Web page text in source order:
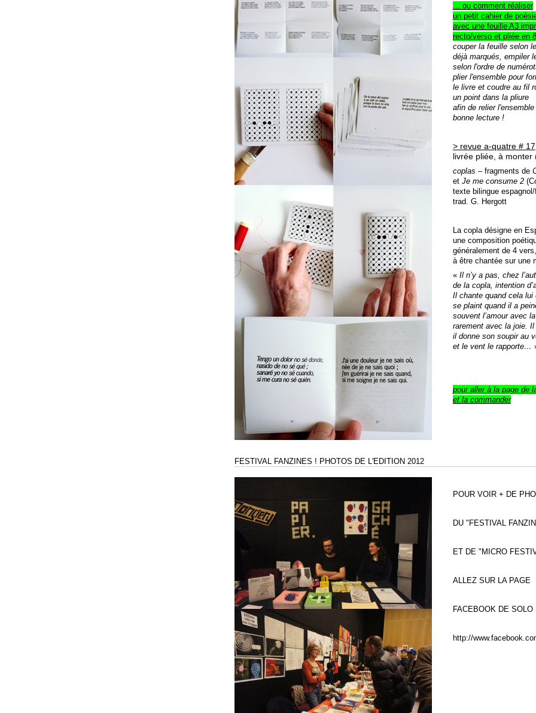
... ou comment réaliser
un petit cahier de
avec une feuille A3
recto/verso et pliée en
couper la feuille selon
déjà marqués, empiler
selon l'ordre de
plier l'ensemble pour
le livre et coudre au fil
un point dans la pliure
afin de relier l'ensemble
bonne lecture !
> revue a-quatre # 17
livrée pliée, à monter
coplas – fragments de
et Je me consume 2
texte bilingue
trad. G. Hergott
La copla désigne en
une composition
généralement de 4
à être chantée sur une
« Il n’y a pas, chez
de la copla, intention
Il chante quand cela lui
se plaint quand il a
souvent l’amour avec
rarement avec la joie. Il
il donne son soupir au
et le vent le rapporte…
pour aller à la page de
et la commander
FESTIVAL FANZINES ! PHOTOS DE L'EDITION 2012
POUR VOIR + DE
DU "FESTIVAL
ET DE "MICRO
ALLEZ SUR LA PAGE
FACEBOOK DE SOLO
http://